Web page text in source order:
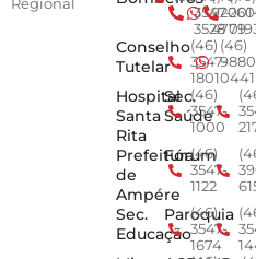
Regional
3547-
35284779
Conselho
Tutelar
(46)
3547-
1801
(46)
0441
Hospital
Santa
Rita
Sec.
Saúde
(46)
3547-
1000
Prefeitura
de
Ampére
Fórum
(46)
3547-
1122
Sec.
Educação
Paroquia
(46)
3547-
1674